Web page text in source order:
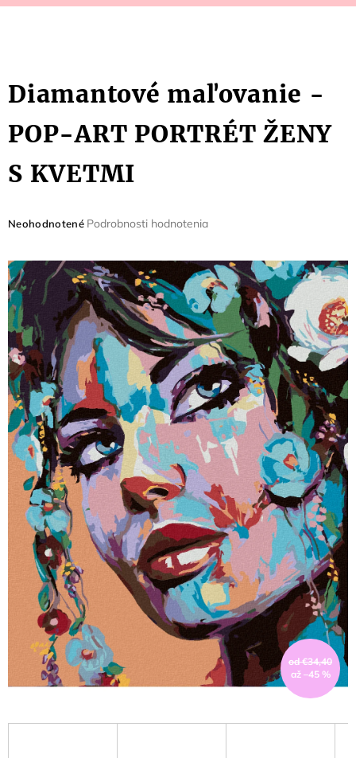
Diamantové maľovanie -
POP-ART PORTRÉT ŽENY
S KVETMI
Priemerné
je
0,0
z
5
hviezdičiek.
Neohodnotené Podrobnosti hodnotenia
od €34,40
až –45 %